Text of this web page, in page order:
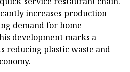
increases production
demand for home
development marks a
reducing plastic waste and